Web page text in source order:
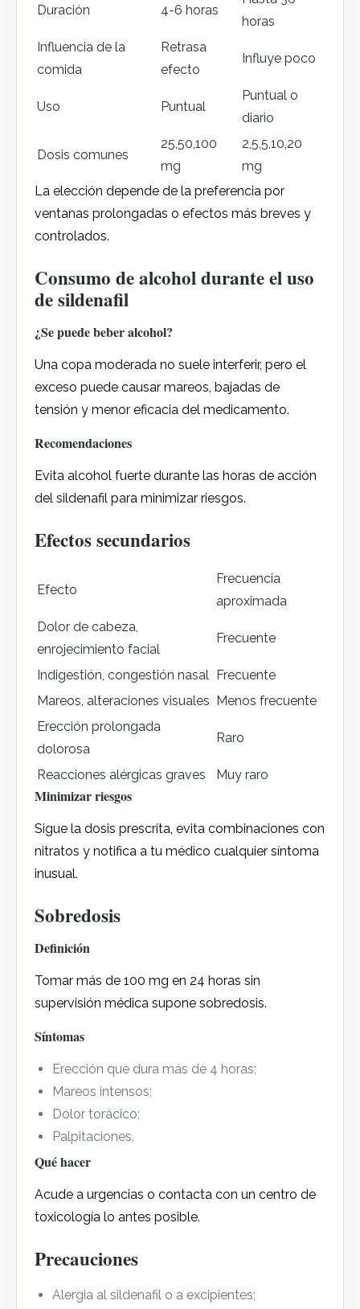
Duración 4-6 horas
horas
Influencia de la
comida
Retrasa
efecto
Influye poco
Uso Puntual
Puntual o
diario
Dosis comunes
25,50,100
mg
2,5,5,10,20
mg
La elección depende de la preferencia por
ventanas prolongadas o efectos más breves y
controlados.
Consumo de alcohol durante el uso
de sildenafil
¿Se puede beber alcohol?
Una copa moderada no suele interferir, pero el
exceso puede causar mareos, bajadas de
tensión y menor eficacia del medicamento.
Recomendaciones
Evita alcohol fuerte durante las horas de acción
del sildenafil para minimizar riesgos.
Efectos secundarios
Efecto
Frecuencia
aproximada
Dolor de cabeza,
enrojecimiento facial
Frecuente
Indigestión, congestión nasal
Frecuente
Mareos, alteraciones visuales
Menos frecuente
Erección prolongada
dolorosa
Raro
Reacciones alérgicas graves Muy raro
Minimizar riesgos
Sigue la dosis prescrita, evita combinaciones con
nitratos y notifica a tu médico cualquier síntoma
inusual.
Sobredosis
Definición
Tomar más de 100 mg en 24 horas sin
supervisión médica supone sobredosis.
Síntomas
Erección que dura más de 4 horas;
Mareos intensos;
Dolor torácico;
Palpitaciones.
Qué hacer
Acude a urgencias o contacta con un centro de
toxicología lo antes posible.
Precauciones
Alergia al sildenafil o a excipientes;